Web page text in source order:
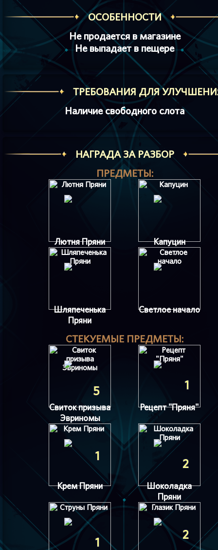
ОСОБЕННОСТИ
Не продается в магазине
Не выпадает в пещере
ТРЕБОВАНИЯ ДЛЯ
Наличие свободного слота
НАГРАДА ЗА РАЗБОР
ПРЕДМЕТЫ:
Лютня Пряни Капуцин
Шляпеченька
Пряни
Светлое начало
СТЕКУЕМЫЕ ПРЕДМЕТЫ:
5
Свиток призыва
Эвриномы
1
Рецепт "Пряня"
1
Крем Пряни
2
Шоколадка
Пряни
1
2